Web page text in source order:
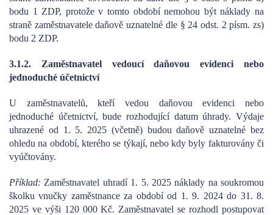
bodu 1 ZDP, protože v tomto období nemohou být náklady na
straně zaměstnavatele daňově uznatelné dle § 24 odst. 2 písm. zs)
bodu 2 ZDP.
3.1.2. Zaměstnavatel vedoucí daňovou evidenci nebo
jednoduché účetnictví
U zaměstnavatelů, kteří vedou daňovou evidenci nebo
jednoduché účetnictví, bude rozhodující datum úhrady. Výdaje
uhrazené od 1. 5. 2025 (včetně) budou daňově uznatelné bez
ohledu na období, kterého se týkají, nebo kdy byly fakturovány či
vyúčtovány.
Příklad: Zaměstnavatel uhradí 1. 5. 2025 náklady na soukromou
školku vnučky zaměstnance za období od 1. 9. 2024 do 31. 8.
2025 ve výši 120 000 Kč. Zaměstnavatel se rozhodl postupovat